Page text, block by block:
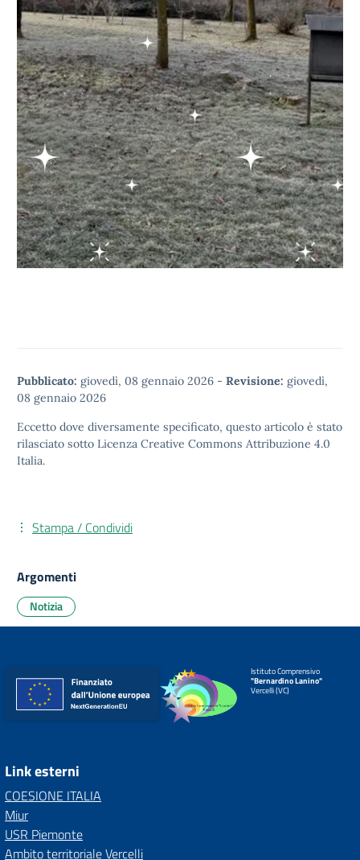
Pubblicato: giovedì, 08 gennaio 2026 - Revisione: giovedì,
08 gennaio 2026
Eccetto dove diversamente specificato, questo articolo è stato
rilasciato sotto Licenza Creative Commons Attribuzione 4.0
Italia.
Stampa / Condividi
Argomenti
Notizia
Istituto Comprensivo
"Bernardino Lanino"
Vercelli (VC)
Link esterni
COESIONE ITALIA
Miur
USR Piemonte
Ambito territoriale Vercelli